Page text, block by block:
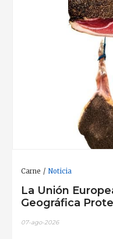
Carne Noticia
La Unión
Geográfica
07-ago-2026